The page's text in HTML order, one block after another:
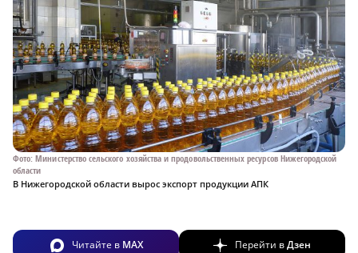
Фото: Министерство сельского хозяйства и продовольственных ресурсов Нижегородской
области
В Нижегородской области вырос экспорт продукции АПК
Читайте в MAX Перейти вДзен